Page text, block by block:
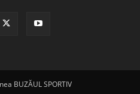
BUZĂUL SPORTIV